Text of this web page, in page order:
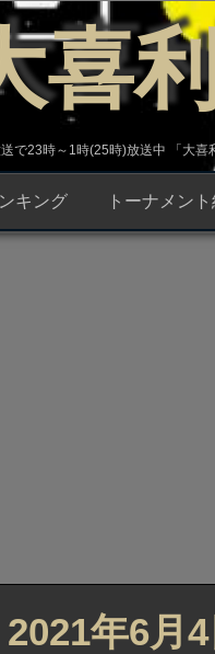
喜
で23時～1時(25時)放送中 「大
キング トーナメン
2021年6月